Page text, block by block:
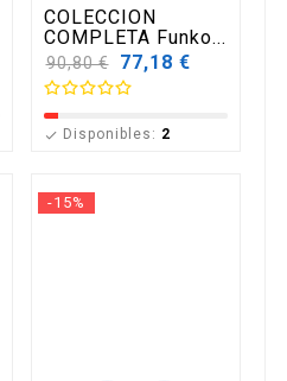
COLECCION
COMPLETA Funko...
Precio
base
90,80 € 77,18 €
 Disponibles: 2
-15%